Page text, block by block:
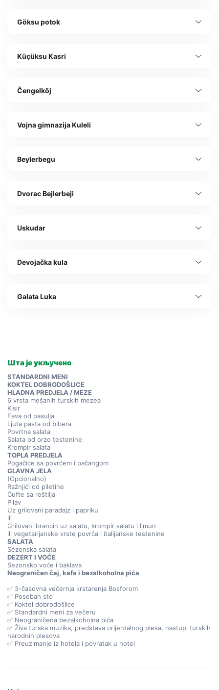
Göksu potok
Küçüksu Kasri
Čengelköj
Vojna gimnazija Kuleli
Beylerbegu
Dvorac Bejlerbeji
Uskudar
Devojačka kula
Galata Luka
Шта је укључено
STANDARDNI MENI
KOKTEL DOBRODOŠLICE
HLADNA PREDJELA / MEZE
6 vrsta mešanih turskih mezea
Kisir
Fava od pasulja
Ljuta pasta od bibera
Povrtna salata
Salata od orzo testenine
Krompir salata
TOPLA PREDJELA
Pogačice sa povrćem i pačangom
GLAVNA JELA
(Opcionalno)
Ražnjići od piletine
Ćufte sa roštilja
Pilav
Uz grilovani paradajz i papriku
ili
Grilovani brancin uz salatu, krompir salatu i limun
ili vegetarijanske vrste povrća i italijanske testenine
SALATA
Sezonska salata
DEZERT I VOĆE
Sezonsko voće i baklava
Neograničen čaj, kafa i bezalkoholna pića
✅ 3-časovna večernja krstarenja Bosforom
✅ Poseban sto
✅ Koktel dobrodošlice
✅ Standardni meni za večeru
✅ Neograničena bezalkoholna pića
✅ Živa turska muzika, predstava orijentalnog plesa, nastupi turskih
narodnih plesova
✅ Preuzimanje iz hotela i povratak u hotel